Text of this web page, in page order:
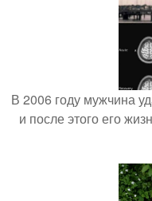
В 2006 году мужчина
и после этого его